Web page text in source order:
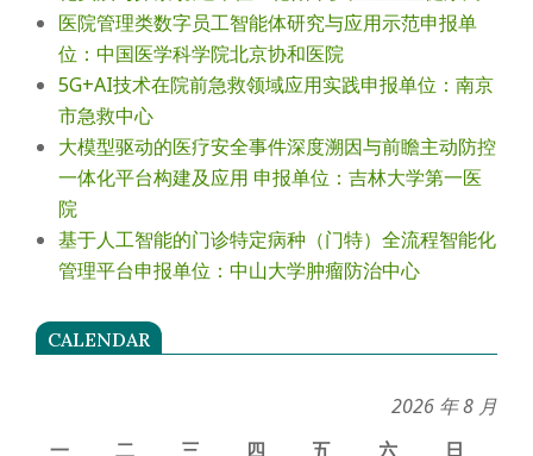
医院管理类数字员工智能体研究与应用示范申报单
位：中国医学科学院北京协和医院
5G+AI技术在院前急救领域应用实践申报单位：南京
市急救中心
大模型驱动的医疗安全事件深度溯因与前瞻主动防控
一体化平台构建及应用 申报单位：吉林大学第一医
院
基于人工智能的门诊特定病种（门特）全流程智能化
管理平台申报单位：中山大学肿瘤防治中心
CALENDAR
2026 年 8 月
一
二 三 四 五 六 日